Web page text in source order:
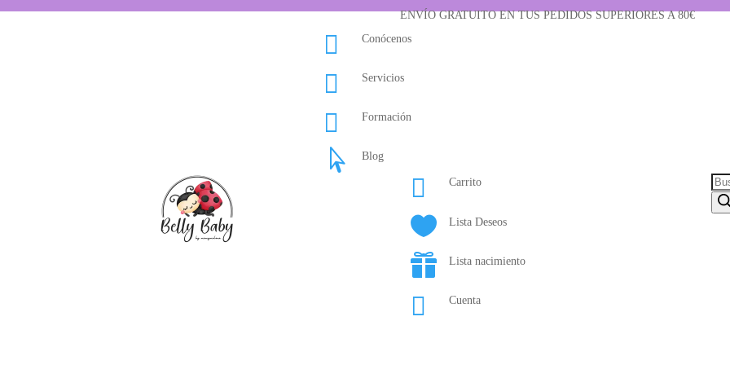
ENVÍO GRATUITO EN TUS PEDIDOS SUPERIORES A 80€
 Conócenos
 Servicios
 Formación
 Blog
 Carrito
 Lista Deseos
 Lista nacimiento
 Cuenta
de